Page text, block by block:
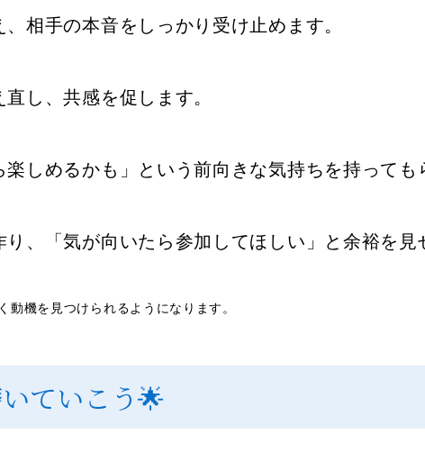
相手の本音をしっかり受け止めます。
し、共感を促します。
しめるかも」という前向きな気持ちを持っても
、「気が向いたら参加してほしい」と余裕を見
機を見つけられるようになります。
ていこう🌟